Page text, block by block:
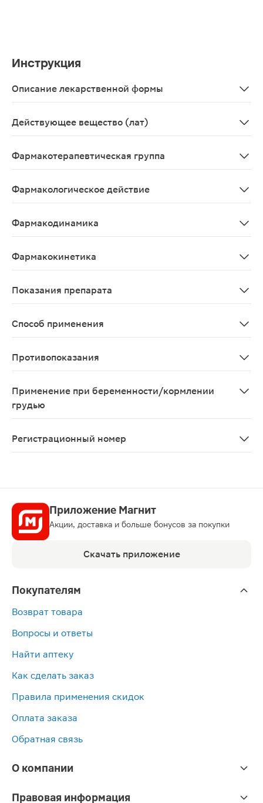
Инструкция
Описание лекарственной формы
Действующее вещество (лат)
Фармакотерапевтическая группа
Фармакологическое действие
Фармакодинамика
Фармакокинетика
Показания препарата
Способ применения
Противопоказания
Применение при беременности/кормлении
грудью
Регистрационный номер
Приложение Магнит
Акции, доставка и больше бонусов за покупки
Скачать приложение
Покупателям
Возврат товара
Вопросы и ответы
Найти аптеку
Как сделать заказ
Правила применения скидок
Оплата заказа
Обратная связь
О компании
Правовая информация